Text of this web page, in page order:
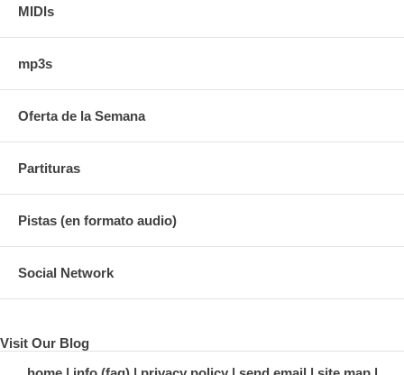
MIDIs
mp3s
Oferta de la Semana
Partituras
Pistas (en formato audio)
Social Network
Visit Our Blog